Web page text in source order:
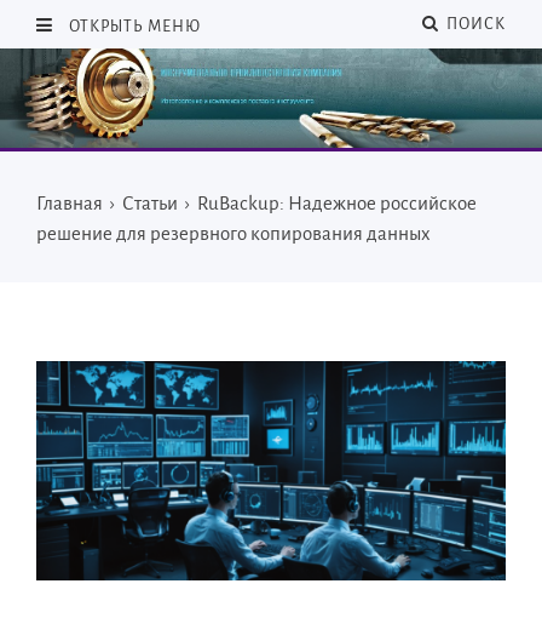
ОТКРЫТЬ МЕНЮ ПОИСК
Главная › Статьи › RuBackup: Надежное российское
решение для резервного копирования данных